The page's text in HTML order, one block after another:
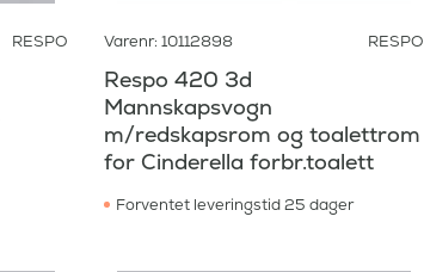
RESPO Varenr: 10112898 RESPO
Respo 420 3d
Mannskapsvogn
m/redskapsrom og toalettrom
for Cinderella forbr.toalett
Forventet leveringstid 25 dager